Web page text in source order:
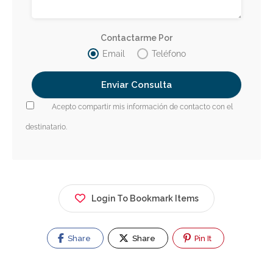
Contactarme Por
Email
Teléfono
Acepto compartir mis información de contacto con el
destinatario.
Login To Bookmark Items
Share Share Pin It